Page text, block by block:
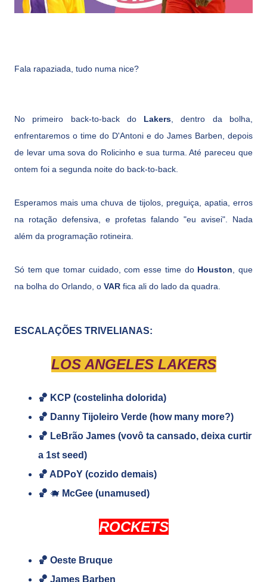
Fala rapaziada, tudo numa nice?
No primeiro back-to-back do Lakers , dentro da bolha,
enfrentaremos o time do D'Antoni e do James Barben, depois
de levar uma sova do Rolicinho e sua turma. Até pareceu que
ontem foi a segunda noite do back-to-back.
Esperamos mais uma chuva de tijolos, preguiça, apatia, erros
na rotação defensiva, e profetas falando "eu avisei". Nada
além da programação rotineira.
Só tem que tomar cuidado, com esse time do Houston , que
na bolha do Orlando, o VAR fica ali do lado da quadra.
ESCALAÇÕES TRIVELIANAS:
LOS ANGELES LAKERS
🏀 KCP (costelinha dolorida)
🏀 Danny Tijoleiro Verde (how many more?)
🏀 LeBrão James (vovô ta cansado, deixa curtir
a 1st seed)
🏀 ADPoY (cozido demais)
🏀 🐗 McGee (unamused)
ROCKETS
🏀 Oeste Bruque
🏀 James Barben